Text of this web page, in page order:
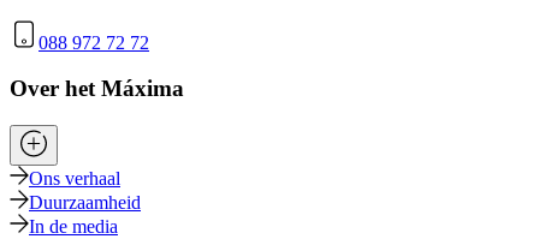
088 972 72 72
Over het Máxima
Ons verhaal
Duurzaamheid
In de media